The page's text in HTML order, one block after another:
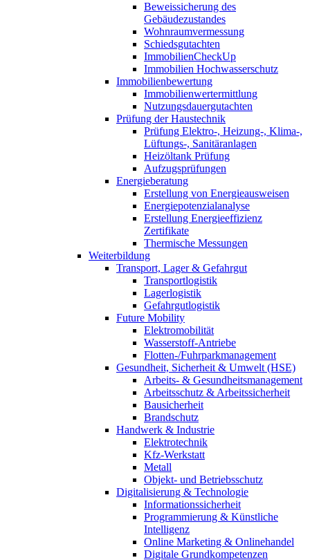
Beweissicherung des
Gebäudezustandes
Wohnraumvermessung
Schiedsgutachten
ImmobilienCheckUp
Immobilien Hochwasserschutz
Immobilienbewertung
Immobilienwertermittlung
Nutzungsdauergutachten
Prüfung der Haustechnik
Prüfung Elektro-, Heizung-, Klima-,
Lüftungs-, Sanitäranlagen
Heizöltank Prüfung
Aufzugsprüfungen
Energieberatung
Erstellung von Energieausweisen
Energiepotenzialanalyse
Erstellung Energieeffizienz
Zertifikate
Thermische Messungen
Weiterbildung
Transport, Lager & Gefahrgut
Transportlogistik
Lagerlogistik
Gefahrgutlogistik
Future Mobility
Elektromobilität
Wasserstoff-Antriebe
Flotten-/Fuhrparkmanagement
Gesundheit, Sicherheit & Umwelt (HSE)
Arbeits- & Gesundheitsmanagement
Arbeitsschutz & Arbeitssicherheit
Bausicherheit
Brandschutz
Handwerk & Industrie
Elektrotechnik
Kfz-Werkstatt
Metall
Objekt- und Betriebsschutz
Digitalisierung & Technologie
Informationssicherheit
Programmierung & Künstliche
Intelligenz
Online Marketing & Onlinehandel
Digitale Grundkompetenzen